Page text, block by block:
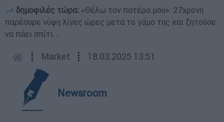
δημοφιλές τώρα: «Θέλω τον πατέρα μου»: 27χρονη
παρέσυρε νύφη λίγες ώρες μετά το γάμο της και ζητούσε
να πάει σπίτι...
┋ Market ┋ 18.03.2025 13:51
Newsroom